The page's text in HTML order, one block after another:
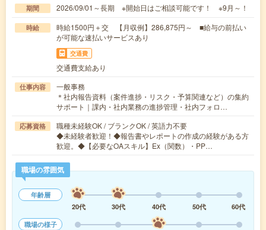
期間 2026/09/01～長期 ※開始日はご相談可能です！ ※9月～！
時給
時給1500円＋交 【月収例】286,875円～ ■給与の前払い
が可能な速払いサービスあり
交通費
交通費支給あり
仕事内容
一般事務
＊社内報告資料（案件進捗・リスク・予算関連など）の集約
サポート｜課内・社内業務の進捗管理・社内フォロ…
応募資格
職種未経験OK / ブランクOK / 英語力不要
◆未経験者歓迎！◆報告書やレポートの作成の経験がある方
歓迎。◆【必要なOAスキル】Ex（関数）・PP…
職場の雰囲気
年齢層
20代
30代 40代 50代
60代
職場の様子